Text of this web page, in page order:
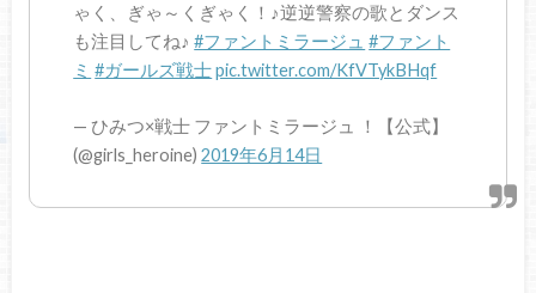
ゃく、ぎゃ～くぎゃく！♪逆逆警察の歌とダンス
も注目してね♪#ファントミラージュ #ファント
ミ #ガールズ戦士pic.twitter.com/KfVTykBHqf
— ひみつ×戦士 ファントミラージュ ！【公式】
(@girls_heroine)2019年6月14日